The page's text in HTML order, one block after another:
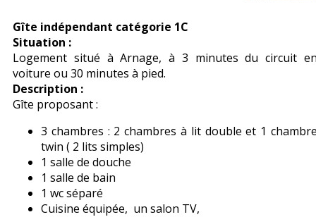
Gîte indépendant catégorie 1C
Situation :
Logement situé à Arnage, à 3 minutes du circuit
voiture ou 30 minutes à pied.
Description :
Gîte proposant :
3 chambres : 2 chambres à lit double et 1
twin ( 2 lits simples)
1 salle de douche
1 salle de bain
1 wc séparé
Cuisine équipée, un salon TV,